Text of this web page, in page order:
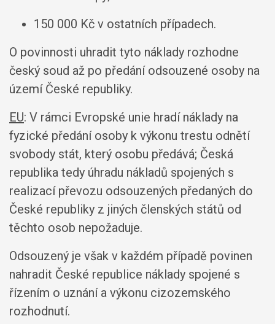
150 000 Kč v ostatních případech.
O povinnosti uhradit tyto náklady rozhodne
český soud až po předání odsouzené osoby na
území České republiky.
EU: V rámci Evropské unie hradí náklady na
fyzické předání osoby k výkonu trestu odnětí
svobody stát, který osobu předává; Česká
republika tedy úhradu nákladů spojených s
realizací převozu odsouzených předaných do
České republiky z jiných členských států od
těchto osob nepožaduje.
Odsouzený je však v každém případě povinen
nahradit České republice náklady spojené s
řízením o uznání a výkonu cizozemského
rozhodnutí.